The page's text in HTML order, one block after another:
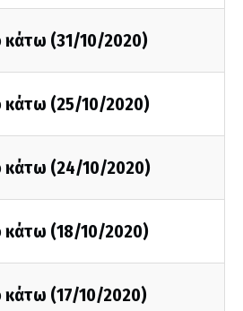
κάτω (31/10/2020)
κάτω (25/10/2020)
κάτω (24/10/2020)
κάτω (18/10/2020)
κάτω (17/10/2020)